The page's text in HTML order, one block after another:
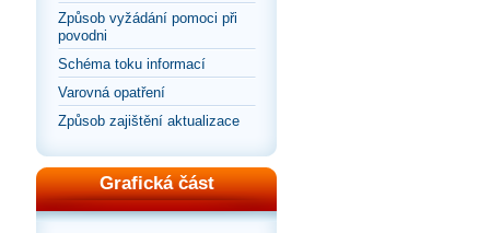
Způsob vyžádání pomoci při
povodni
Schéma toku informací
Varovná opatření
Způsob zajištění aktualizace
Grafická část